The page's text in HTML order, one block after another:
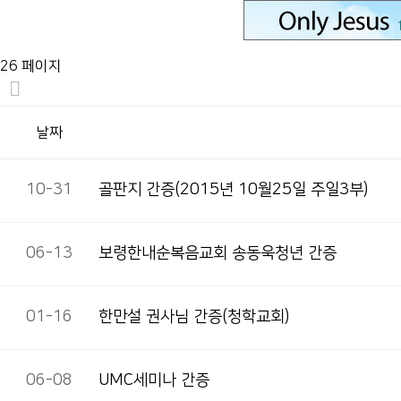
26 페이지
날짜
10-31 골판지 간증(2015년 10월25일 주일3부)
06-13 보령한내순복음교회 송동욱청년 간증
01-16 한만설 권사님 간증(청학교회)
06-08 UMC세미나 간증